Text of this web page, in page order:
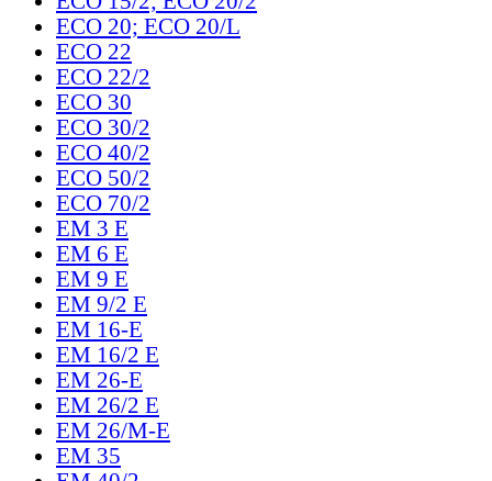
ECO 20; ECO 20/L
ECO 22
ECO 22/2
ECO 30
ECO 30/2
ECO 40/2
ECO 50/2
ECO 70/2
EM 3 E
EM 6 E
EM 9 E
EM 9/2 E
EM 16-E
EM 16/2 E
EM 26-E
EM 26/2 E
EM 26/M-E
EM 35